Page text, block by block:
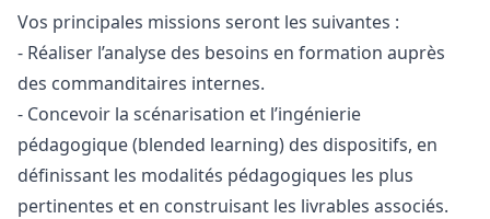
Vos principales missions seront les suivantes :
- Réaliser l’analyse des besoins en formation auprès
des commanditaires internes.
- Concevoir la scénarisation et l’ingénierie
pédagogique (blended learning) des dispositifs, en
définissant les modalités pédagogiques les plus
pertinentes et en construisant les livrables associés.